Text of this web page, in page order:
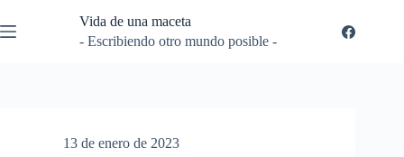
al
contenido
Vida de una maceta
- Escribiendo otro mundo posible -
13 de enero de 2023